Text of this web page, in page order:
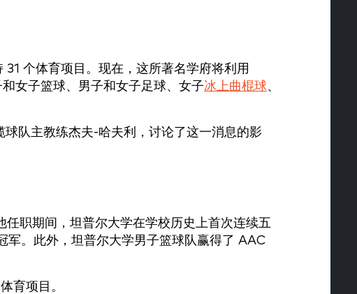
个体育项目。现在，这所著名学府将利用
女子篮球、男子和女子足球、女子冰上曲棍球、
队主教练杰夫-哈夫利，讨论了这一消息的影
任职期间，坦普尔大学在学校历史上首次连续五
。此外，坦普尔大学男子篮球队赢得了 AAC
育项目。